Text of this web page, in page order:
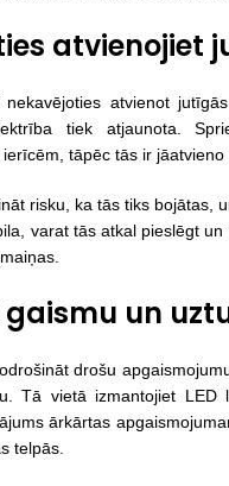
atvienot
tiek atjaunota.
tāpēc tās ir
risku, ka tās tiks bojātas,
varat tās atkal pieslēgt
gaismu un
drošu
Tā vietā izmantojiet LED
ārkārtas
telpās.